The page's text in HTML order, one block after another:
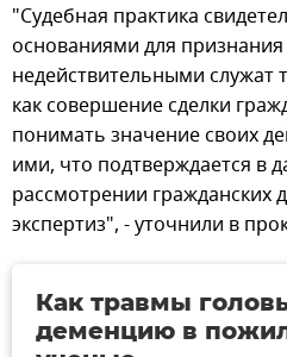
"Судебная практика
основаниями для признания
недействительными служат
как совершение сделки
понимать значение своих
ими, что подтверждается в
рассмотрении гражданских
экспертиз", - уточнили в
Как травмы
деменцию в